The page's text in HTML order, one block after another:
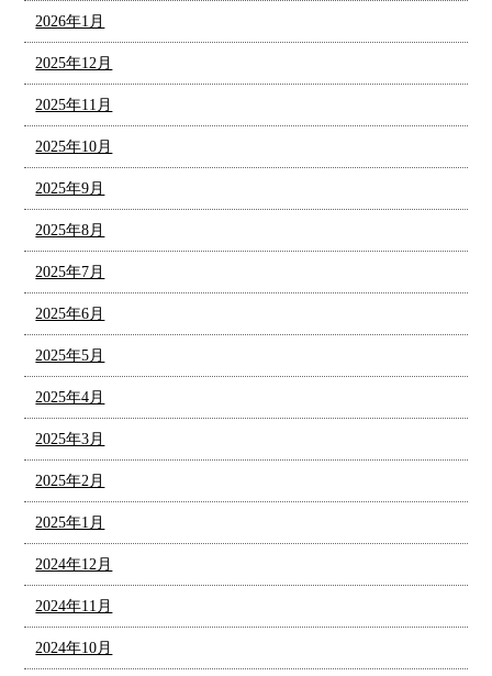
2026年1月
2025年12月
2025年11月
2025年10月
2025年9月
2025年8月
2025年7月
2025年6月
2025年5月
2025年4月
2025年3月
2025年2月
2025年1月
2024年12月
2024年11月
2024年10月